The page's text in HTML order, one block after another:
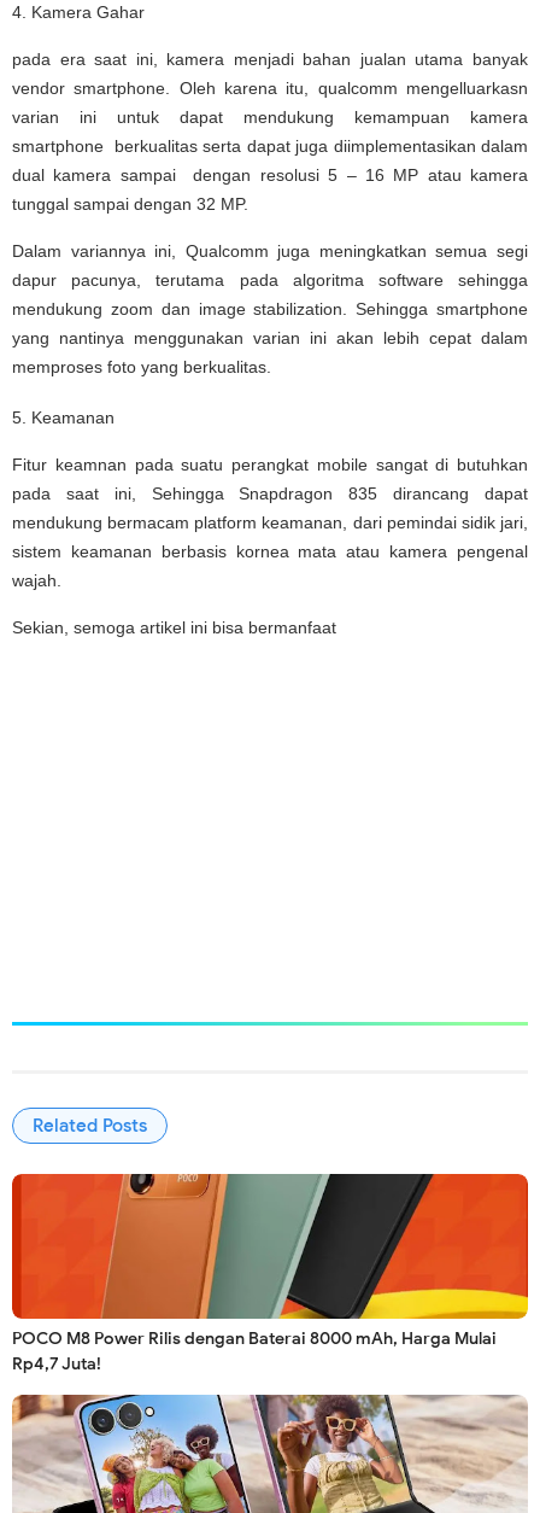
4. Kamera Gahar
pada era saat ini, kamera menjadi bahan jualan utama banyak
vendor smartphone. Oleh karena itu, qualcomm mengelluarkasn
varian ini untuk dapat mendukung kemampuan kamera
smartphone berkualitas serta dapat juga diimplementasikan dalam
dual kamera sampai dengan resolusi 5 – 16 MP atau kamera
tunggal sampai dengan 32 MP.
Dalam variannya ini, Qualcomm juga meningkatkan semua segi
dapur pacunya, terutama pada algoritma software sehingga
mendukung zoom dan image stabilization. Sehingga smartphone
yang nantinya menggunakan varian ini akan lebih cepat dalam
memproses foto yang berkualitas.
5. Keamanan
Fitur keamnan pada suatu perangkat mobile sangat di butuhkan
pada saat ini, Sehingga Snapdragon 835 dirancang dapat
mendukung bermacam platform keamanan, dari pemindai sidik jari,
sistem keamanan berbasis kornea mata atau kamera pengenal
wajah.
Sekian, semoga artikel ini bisa bermanfaat
Related Posts
POCO M8 Power Rilis dengan Baterai 8000 mAh, Harga Mulai
Rp4,7 Juta!